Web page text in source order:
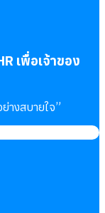
เพื่อเจ้าของ
างสบายใจ”